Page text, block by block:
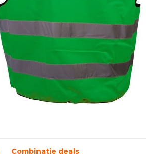
Combinatie deals